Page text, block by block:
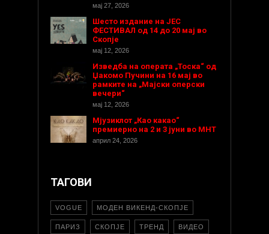
мај 27, 2026
Шесто издание на ЈЕС
ФЕСТИВАЛ од 14 до 20 мај во
Скопје
мај 12, 2026
Изведба на операта „Тоска“ од
Џакомо Пучини на 16 мај во
рамките на „Мајски оперски
вечери“
мај 12, 2026
Мјузиклот „Као какао“
премиерно на 2 и 3 јуни во МНТ
април 24, 2026
ТАГОВИ
VOGUE МОДЕН ВИКЕНД-СКОПЈЕ
ПАРИЗ СКОПЈЕ ТРЕНД ВИДЕО